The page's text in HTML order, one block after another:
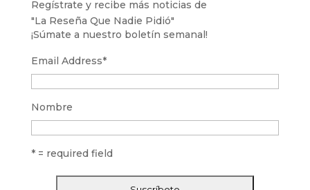
Regístrate y recibe más noticias de
"La Reseña Que Nadie Pidió"
¡Súmate a nuestro boletín semanal!
Email Address*
Nombre
* = required field